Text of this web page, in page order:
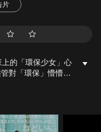
片
的「環保少女」心
對「環保」懵懵懂
的大人們宣戰，從
動，這場環保行動
何收拾眼前的殘